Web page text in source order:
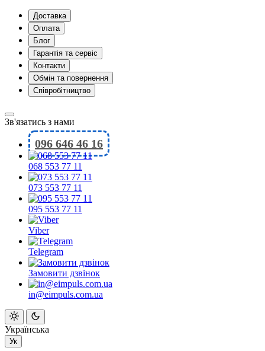
Доставка
Оплата
Блог
Гарантія та сервіс
Контакти
Обмін та повернення
Співробітництво
Зв'язатись з нами
096 646 46 16
068 553 77 11
073 553 77 11
095 553 77 11
Viber
Telegram
Замовити дзвінок
in@eimpuls.com.ua
Українська
Ук